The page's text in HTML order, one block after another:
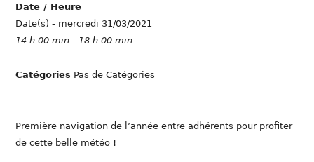
Date / Heure
Date(s) - mercredi 31/03/2021
14 h 00 min - 18 h 00 min
Catégories Pas de Catégories
Première navigation de l’année entre adhérents pour profiter
de cette belle météo !